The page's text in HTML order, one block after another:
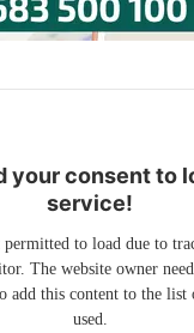
your consent to
service!
to load due to
The website owner
add this content to the list
used.